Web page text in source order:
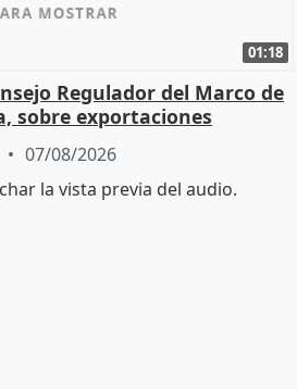
01:18
Regulador del Marco de
sobre exportaciones
07/08/2026